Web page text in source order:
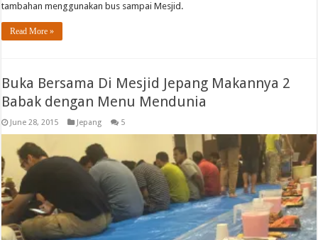
tambahan menggunakan bus sampai Mesjid.
Read More »
Buka Bersama Di Mesjid Jepang Makannya 2
Babak dengan Menu Mendunia
June 28, 2015 Jepang 5